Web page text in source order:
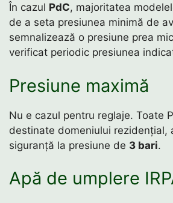
În cazul PdC, majoritatea
de a seta presiunea minimă de
semnalizează o presiune prea
verificat periodic presiunea
Presiune maximă
Nu e cazul pentru reglaje. Toate
destinate domeniului rezidențial,
siguranță la presiune de 3 bari.
Apă de umplere